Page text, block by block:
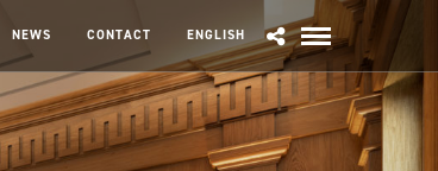
NEWS CONTACT ENGLISH